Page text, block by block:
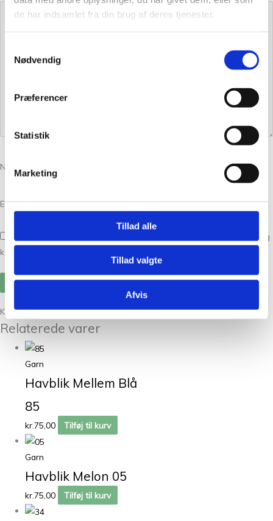
de har indsamlet fra din brug af deres tjenester.
Nødvendig
Præferencer
Statistik
Marketing
Tillad alle
Tillad valgte
Afvis
Navn
E-mail*
Gem mit navn, mail og websted i denne browser til næste gang jeg
kommenterer.
Kunder købte også
Relaterede varer
Garn
Havblik Mellem Blå
85
kr.75,00 Tilføj til kurv
Garn
Havblik Melon 05
kr.75,00 Tilføj til kurv